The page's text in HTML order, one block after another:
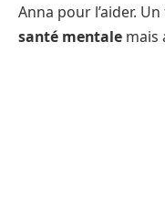
Anna pour l’aider.
santé mentale mais